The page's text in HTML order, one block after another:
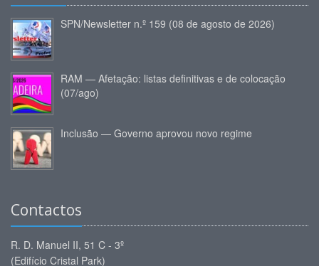
SPN/Newsletter n.º 159 (08 de agosto de 2026)
RAM — Afetação: listas definitivas e de colocação
(07/ago)
Inclusão — Governo aprovou novo regime
Contactos
R. D. Manuel II, 51 C - 3º
(Edifício Cristal Park)